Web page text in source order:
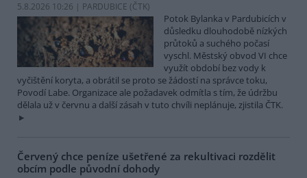
5.8.2026 10:26 | PARDUBICE (ČTK)
Potok Bylanka v Pardubicích v
důsledku dlouhodobě nízkých
průtoků a suchého počasí
vyschl. Městský obvod VI chce
využít období bez vody k
vyčištění koryta, a obrátil se proto se žádostí na správce toku,
Povodí Labe. Organizace ale požadavek odmítla s tím, že údržbu
dělala už v červnu a další zásah v tuto chvíli neplánuje, zjistila ČTK.
Červený chce peníze ušetřené za rekultivaci rozdělit
obcím podle původní dohody